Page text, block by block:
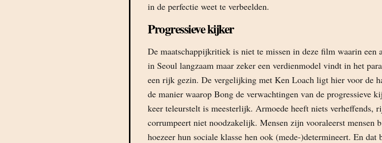
in de perfectie weet te verbeelden.
Progressieve kijker
De maatschappijkritiek is niet te missen in deze film waarin een
in Seoul langzaam maar zeker een verdienmodel vindt in het
een rijk gezin. De vergelijking met Ken Loach ligt hier voor de
de manier waarop Bong de verwachtingen van de progressieve
keer teleurstelt is meesterlijk. Armoede heeft niets verheffends,
corrumpeert niet noodzakelijk. Mensen zijn vooraleerst mensen
hoezeer hun sociale klasse hen ook (mede-)determineert. En dat